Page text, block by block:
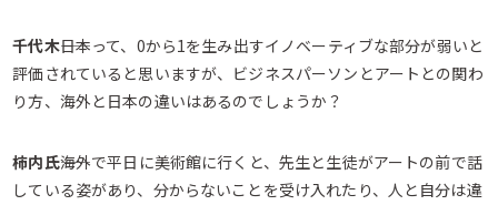
千代木――日本って、0から1を生み出すイノベーティブな部分が弱いと
評価されていると思いますが、ビジネスパーソンとアートとの関わ
り方、海外と日本の違いはあるのでしょうか？
柿内氏――海外で平日に美術館に行くと、先生と生徒がアートの前で話
している姿があり、分からないことを受け入れたり、人と自分は違